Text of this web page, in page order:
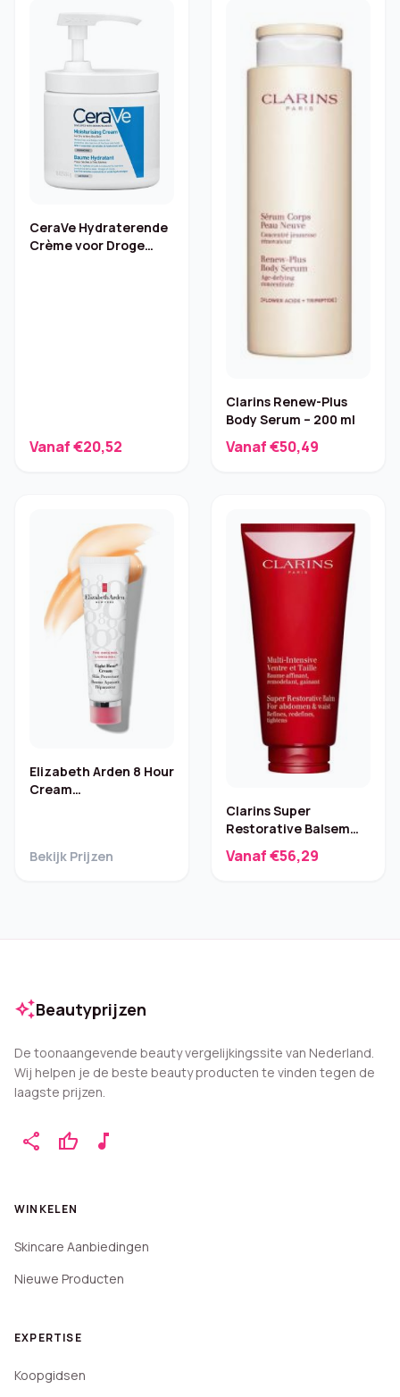
CeraVe Hydraterende
Crème voor Droge
Vanaf €20,52
Clarins Renew-Plus
Body Serum – 200 ml
Vanaf €50,49
Elizabeth Arden 8 Hour
Cream
Bekijk Prijzen
Clarins Super
Restorative Balsem
Buik & Taille – 200 ml
Vanaf €56,29
auto_awesomeBeautyprijzen
De toonaangevende beauty vergelijkingssite van Nederland.
Wij helpen je de beste beauty producten te vinden tegen de
laagste prijzen.
share thumb_up music_note
WINKELEN
Skincare Aanbiedingen
Nieuwe Producten
EXPERTISE
Koopgidsen